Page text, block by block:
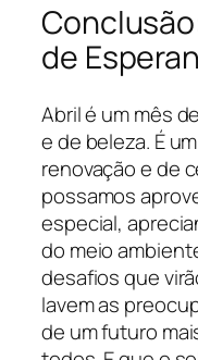
de
Abril é um mês
e de beleza. É
renovação e de
possamos
especial,
do meio
desafios que
lavem as
de um futuro